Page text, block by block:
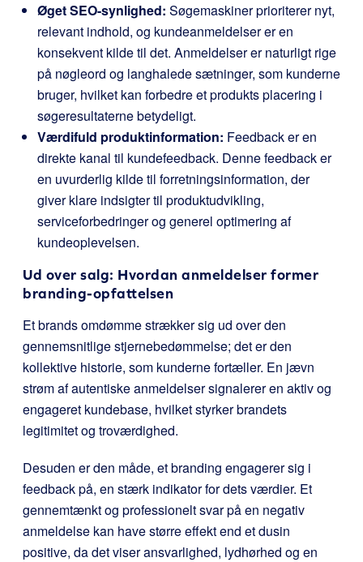
Øget SEO-synlighed: Søgemaskiner prioriterer nyt,
relevant indhold, og kundeanmeldelser er en
konsekvent kilde til det. Anmeldelser er naturligt rige
på nøgleord og langhalede sætninger, som kunderne
bruger, hvilket kan forbedre et produkts placering i
søgeresultaterne betydeligt.
Værdifuld produktinformation: Feedback er en
direkte kanal til kundefeedback. Denne feedback er
en uvurderlig kilde til forretningsinformation, der
giver klare indsigter til produktudvikling,
serviceforbedringer og generel optimering af
kundeoplevelsen.
Ud over salg: Hvordan anmeldelser former
branding-opfattelsen
Et brands omdømme strækker sig ud over den
gennemsnitlige stjernebedømmelse; det er den
kollektive historie, som kunderne fortæller. En jævn
strøm af autentiske anmeldelser signalerer en aktiv og
engageret kundebase, hvilket styrker brandets
legitimitet og troværdighed.
Desuden er den måde, et branding engagerer sig i
feedback på, en stærk indikator for dets værdier. Et
gennemtænkt og professionelt svar på en negativ
anmeldelse kan have større effekt end et dusin
positive, da det viser ansvarlighed, lydhørhed og en